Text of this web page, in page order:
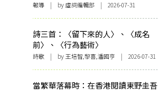
報導 | by 虛詞編輯部 | 2026-07-31
詩三首：〈留下來的人〉、〈成名
前〉、〈行為藝術〉
詩歌 | by 王培智,黎喜,潘國亨 | 2026-07-31
當繁華落幕時：在香港閱讀東野圭吾